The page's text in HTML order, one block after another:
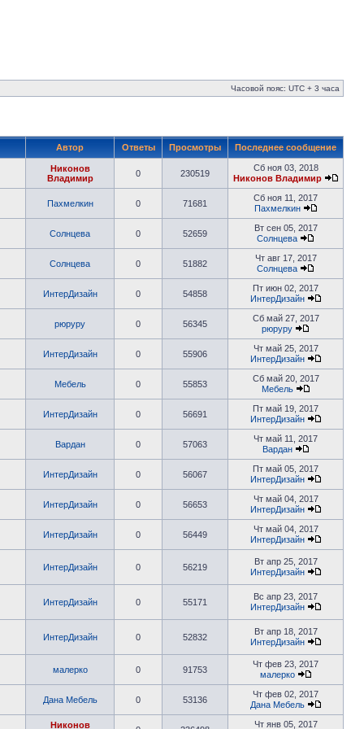
Часовой пояс: UTC + 3 часа
Автор Ответы Просмотры Последнее сообщение
Никонов
Владимир
0 230519
Сб ноя 03, 2018
Никонов Владимир
Пахмелкин 0 71681
Сб ноя 11, 2017
Пахмелкин
Солнцева 0 52659
Вт сен 05, 2017
Солнцева
Солнцева 0 51882
Чт авг 17, 2017
Солнцева
ИнтерДизайн 0 54858
Пт июн 02, 2017
ИнтерДизайн
рюруру 0 56345
Сб май 27, 2017
рюруру
ИнтерДизайн 0 55906
Чт май 25, 2017
ИнтерДизайн
Мебель 0 55853
Сб май 20, 2017
Мебель
ИнтерДизайн 0 56691
Пт май 19, 2017
ИнтерДизайн
Вардан 0 57063
Чт май 11, 2017
Вардан
ИнтерДизайн 0 56067
Пт май 05, 2017
ИнтерДизайн
ИнтерДизайн 0 56653
Чт май 04, 2017
ИнтерДизайн
ИнтерДизайн 0 56449
Чт май 04, 2017
ИнтерДизайн
ИнтерДизайн 0 56219
Вт апр 25, 2017
ИнтерДизайн
ИнтерДизайн 0 55171
Вс апр 23, 2017
ИнтерДизайн
ИнтерДизайн 0 52832
Вт апр 18, 2017
ИнтерДизайн
малерко 0 91753
Чт фев 23, 2017
малерко
Дана Мебель 0 53136
Чт фев 02, 2017
Дана Мебель
Никонов Чт янв 05, 2017